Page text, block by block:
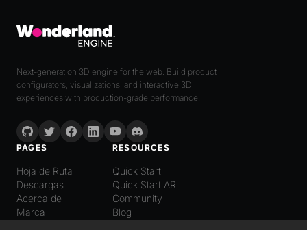
Next-generation 3D engine for the web. Build product
configurators, visualizations, and interactive 3D
experiences with production-grade performance.
PAGES
Hoja de Ruta
Descargas
Acerca de
Marca
RESOURCES
Quick Start
Quick Start AR
Community
Blog